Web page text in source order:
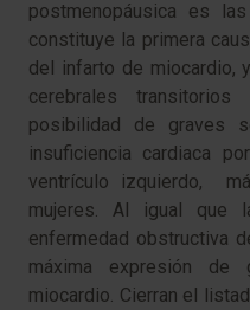
postmenopáusica es
constituye la primera
del infarto de miocardio,
cerebrales
posibilidad de graves
insuficiencia cardiaca
ventrículo izquierdo,
mujeres. Al igual que
enfermedad obstructiva
máxima expresión
miocardio. Cierran el